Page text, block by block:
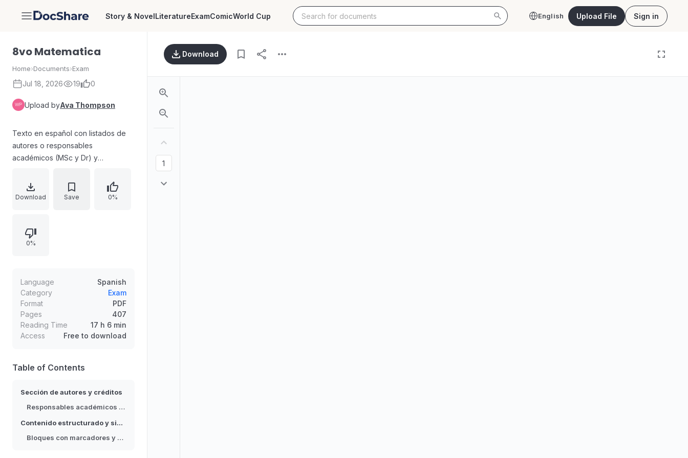
DocShare Story & NovelLiteratureExamComicWorld Cup English Upload File Sign in
8vo Matematica
Home›Documents›Exam
Jul 18, 2026 19 0
Upload byAva Thompson
Texto en español con listados de
autores o responsables
académicos (MSc y Dr) y
secciones claramente legibles. Se
observan elementos de
símbolos, números de página o
códigos) y fragmentos que
visible enfatiza la organización del
documento y la atribución a
múltiples investigadores o
profesores, con estructura interna
compleja orientada a estudio.
Download Save 0%
0%
Language
Spanish
Category
Exam
Format
PDF
Pages
407
Reading Time
17 h 6 min
Access
Free to download
Table of Contents
Sección de autores y créditos
Responsables académicos (MSc/Dr)
Contenido estructurado y simbología
Bloques con marcadores y códigos
Download